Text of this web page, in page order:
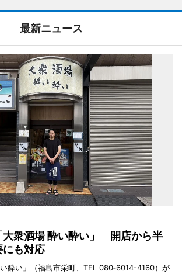
最新ニュース
大衆酒場 酔い酔い」 開店から半
にも対応
酔い」（福島市栄町、TEL 080‐6014-4160）が